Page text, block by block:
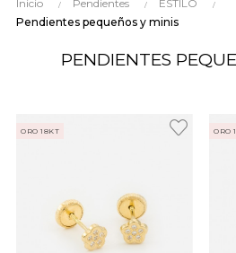
Inicio Pendientes
ESTILO
Pendientes pequeños y minis
PENDIENTES
ORO 18KT ORO